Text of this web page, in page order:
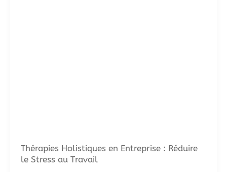
Thérapies Holistiques en Entreprise : Réduire
le Stress au Travail